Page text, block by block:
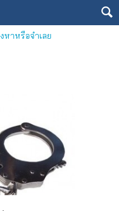
หาหรือจำเลย